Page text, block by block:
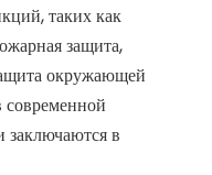
таких как
защита,
окружающей
заключаются в